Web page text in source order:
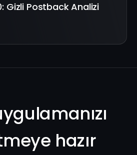
Gizli Postback Analizi
hazır